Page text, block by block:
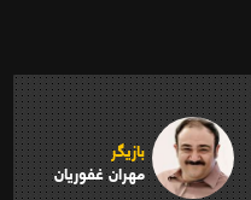
بازیگر
مهران غفوریان